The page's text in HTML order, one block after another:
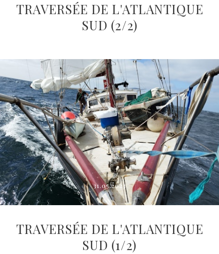
TRAVERSÉE DE L'ATLANTIQUE
SUD (2/2)
31.05.2023
TRAVERSÉE DE L'ATLANTIQUE
SUD (1/2)